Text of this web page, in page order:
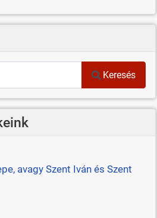
Keresés
avagy Szent Iván és Szent